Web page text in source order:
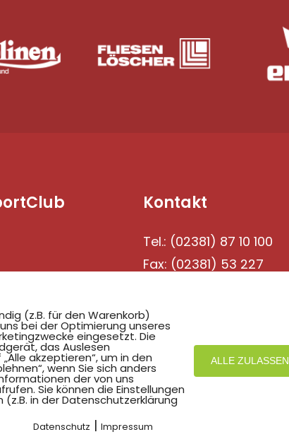
Kontakt
Tel.: (02381) 87 10 100
Fax: (02381) 53 227
zum Verein by PASSGEBER
(z.B. für den Warenkorb)
bei der Optimierung unseres
eingesetzt. Die
das Auslesen
akzeptieren“, um in den
wenn Sie sich anders
der von uns
Sie können die Einstellungen
in der Datenschutzerklärung
ALLE ZULASSEN
Datenschutz | Impressum